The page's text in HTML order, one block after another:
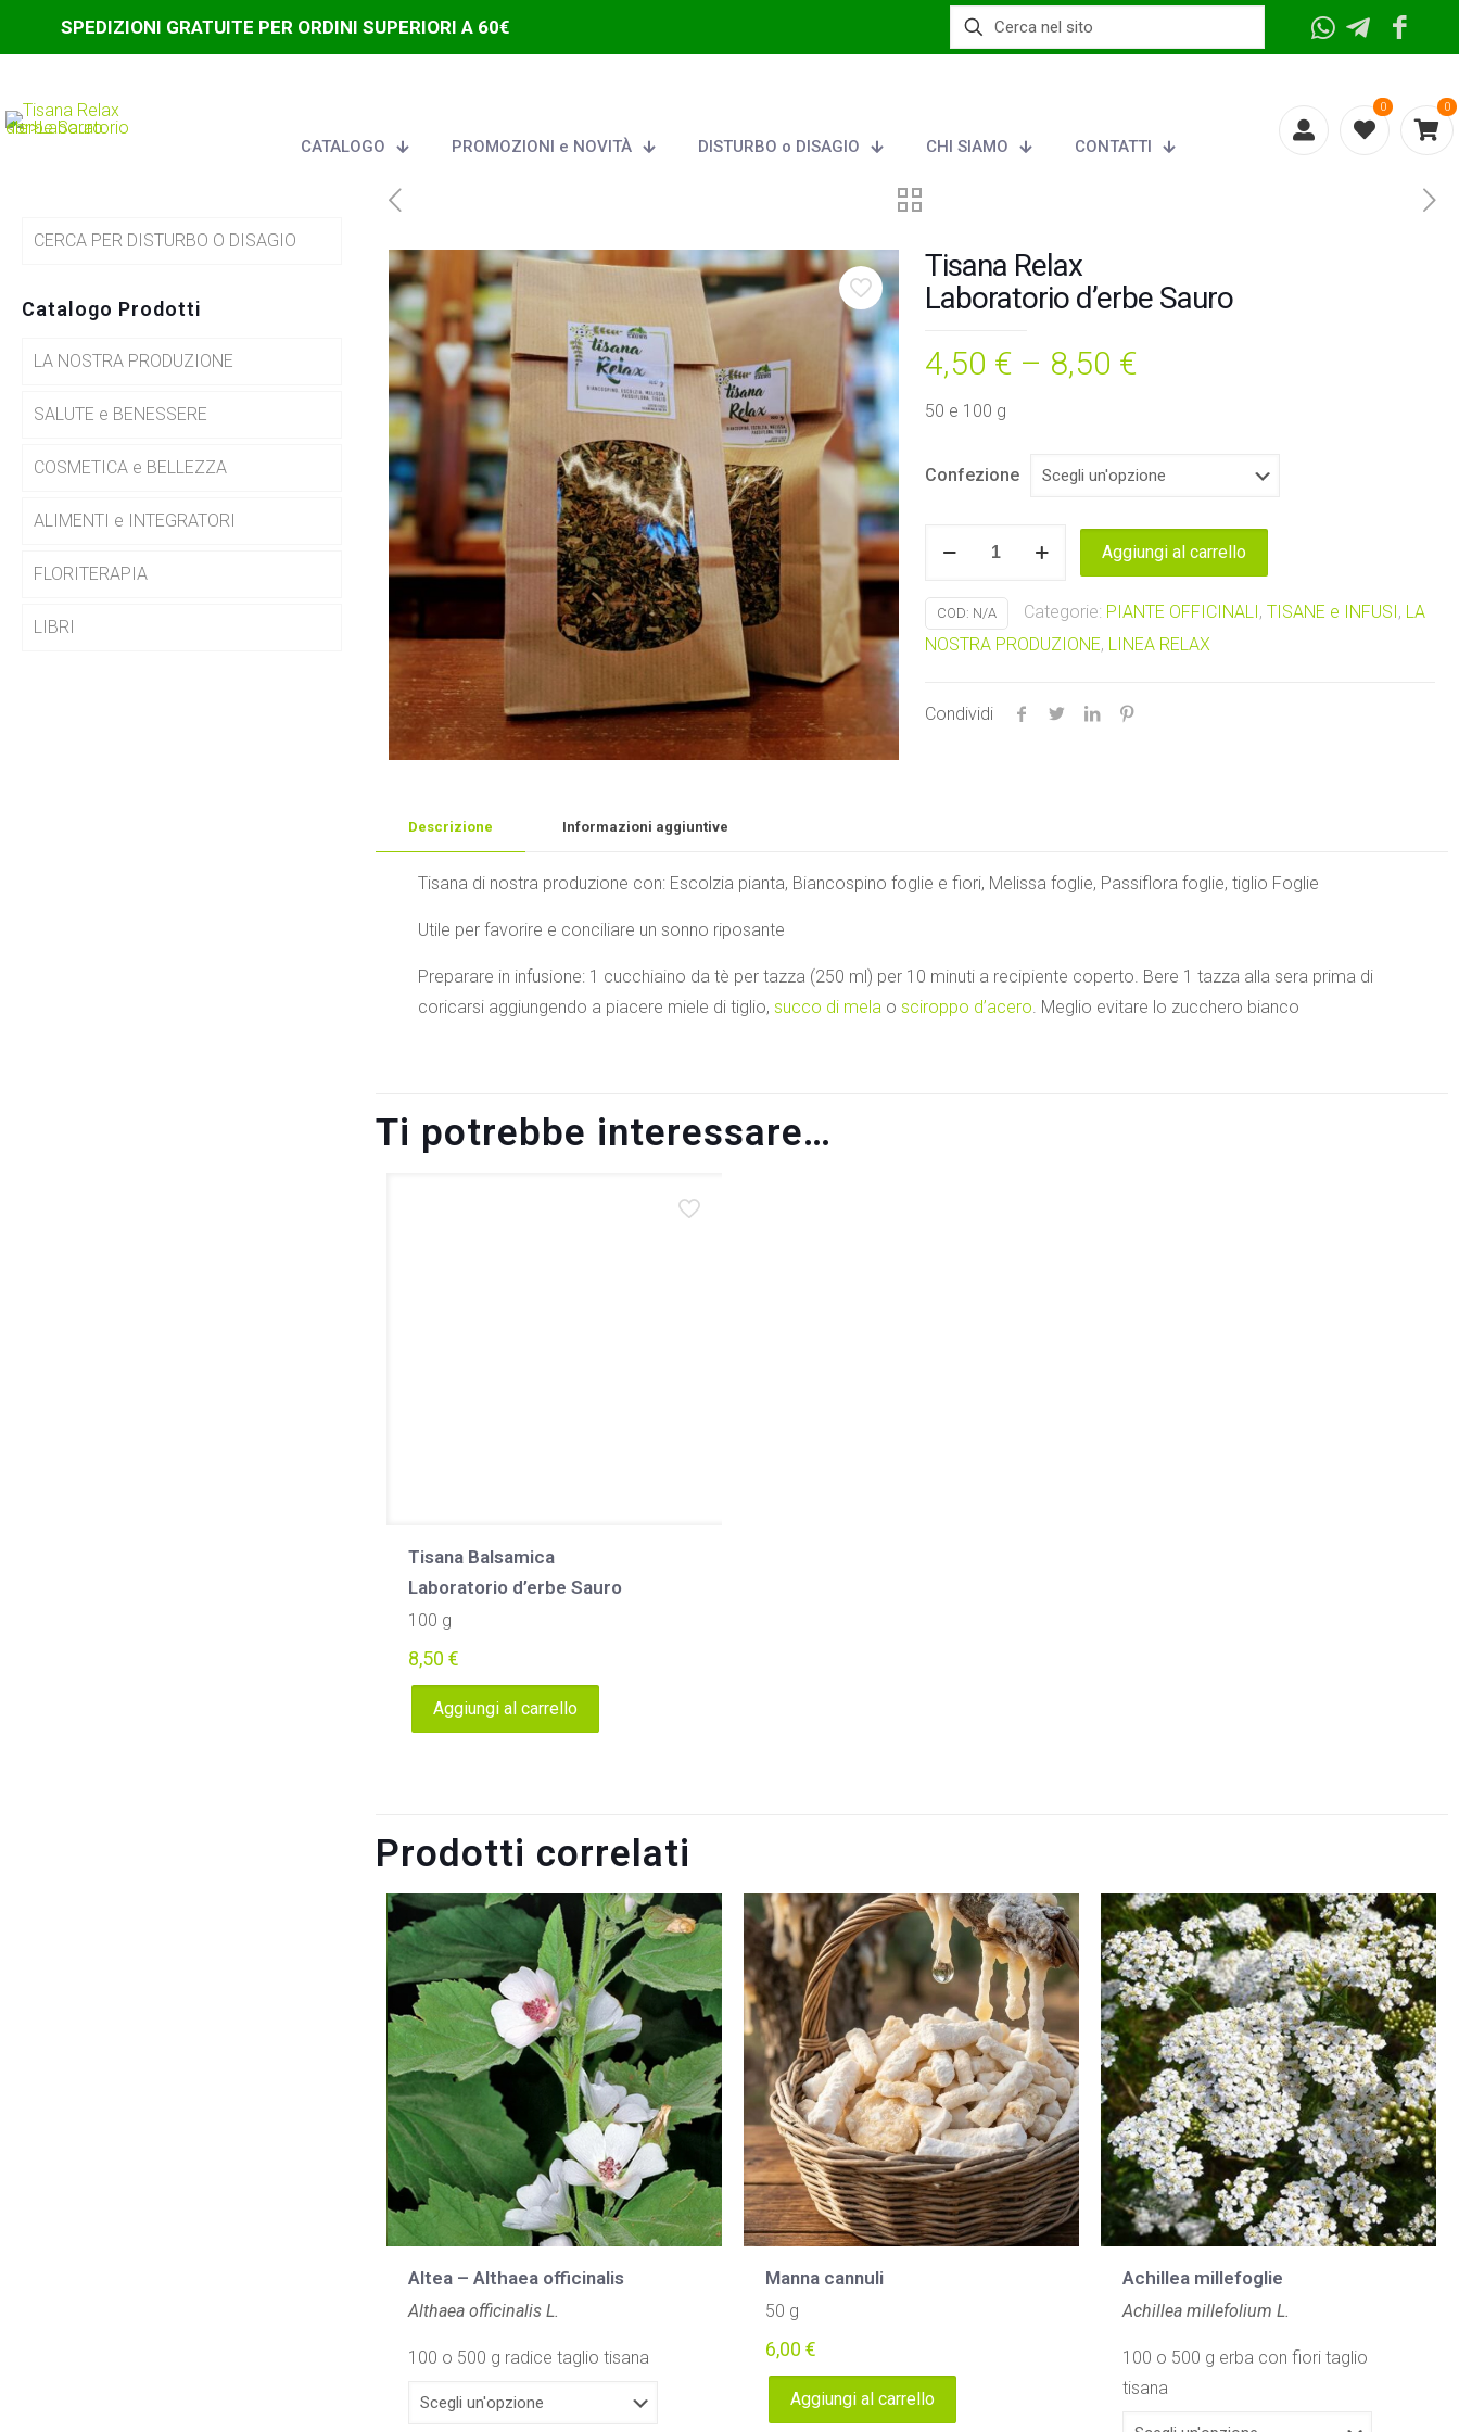
SPEDIZIONI GRATUITE PER ORDINI SUPERIORI A 60€
CATALOGO PROMOZIONI e NOVITÀ DISTURBO o DISAGIO CHI SIAMO CONTATTI
0 0
Tisana Relax
Laboratorio d’erbe Sauro
4,50 € – 8,50 €
50 e 100 g
Confezione
Laboratorio
d'erbe
Aggiungi al carrello
COD: N/A Categorie: PIANTE OFFICINALI, TISANE e INFUSI, LA
NOSTRA PRODUZIONE, LINEA RELAX
Condividi
Descrizione Informazioni aggiuntive
Tisana di nostra produzione con: Escolzia pianta, Biancospino foglie e fiori, Melissa foglie, Passiflora foglie, tiglio Foglie
Utile per favorire e conciliare un sonno riposante
Preparare in infusione: 1 cucchiaino da tè per tazza (250 ml) per 10 minuti a recipiente coperto. Bere 1 tazza alla sera prima di
coricarsi aggiungendo a piacere miele di tiglio,succo di mela osciroppo d’acero. Meglio evitare lo zucchero bianco
Ti potrebbe interessare…
Tisana Balsamica
Laboratorio d’erbe Sauro
100 g
8,50 €
Aggiungi al carrello
Prodotti correlati
Altea – Althaea officinalis
Althaea officinalis L.
100 o 500 g radice taglio tisana
Manna cannuli
50 g
6,00 €
Aggiungi al carrello
Achillea millefoglie
Achillea millefolium L.
100 o 500 g erba con fiori taglio
tisana
CERCA PER DISTURBO O DISAGIO
Catalogo Prodotti
LA NOSTRA PRODUZIONE
SALUTE e BENESSERE
COSMETICA e BELLEZZA
ALIMENTI e INTEGRATORI
FLORITERAPIA
LIBRI